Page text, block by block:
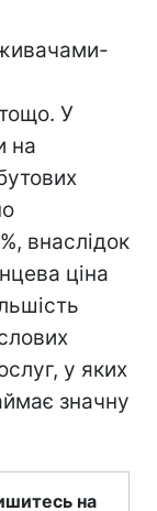
У
на
внаслідок
ціна
у яких
значну
на